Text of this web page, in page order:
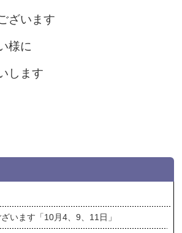
ざいます
様に
します
います「10月4、9、11日」